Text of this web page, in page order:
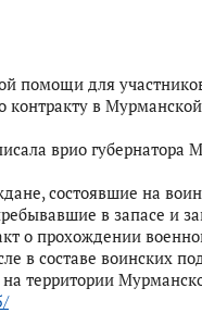
помощи для
в
врио губернатора
состоявшие на
в запасе и
о прохождении
в составе воинских
территории